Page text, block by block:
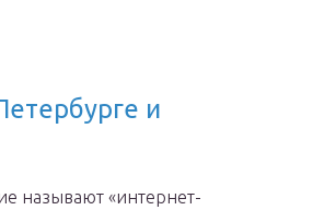
и
называют «интернет-